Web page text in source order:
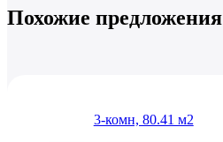
Похожие предложения
3-комн, 80.41 м2